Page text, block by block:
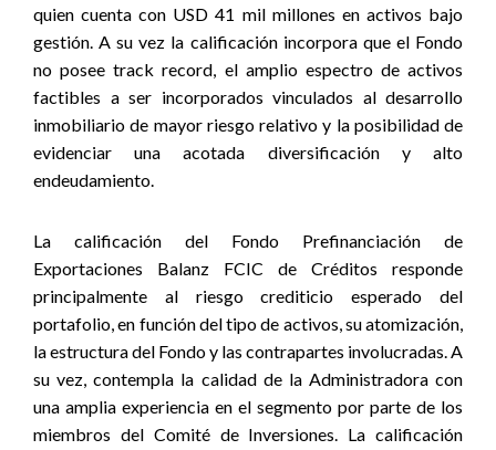
quien cuenta con USD 41 mil millones en activos bajo
gestión. A su vez la calificación incorpora que el Fondo
no posee track record, el amplio espectro de activos
factibles a ser incorporados vinculados al desarrollo
inmobiliario de mayor riesgo relativo y la posibilidad de
evidenciar una acotada diversificación y alto
endeudamiento.
La calificación del Fondo Prefinanciación de
Exportaciones Balanz FCIC de Créditos responde
principalmente al riesgo crediticio esperado del
portafolio, en función del tipo de activos, su atomización,
la estructura del Fondo y las contrapartes involucradas. A
su vez, contempla la calidad de la Administradora con
una amplia experiencia en el segmento por parte de los
miembros del Comité de Inversiones. La calificación